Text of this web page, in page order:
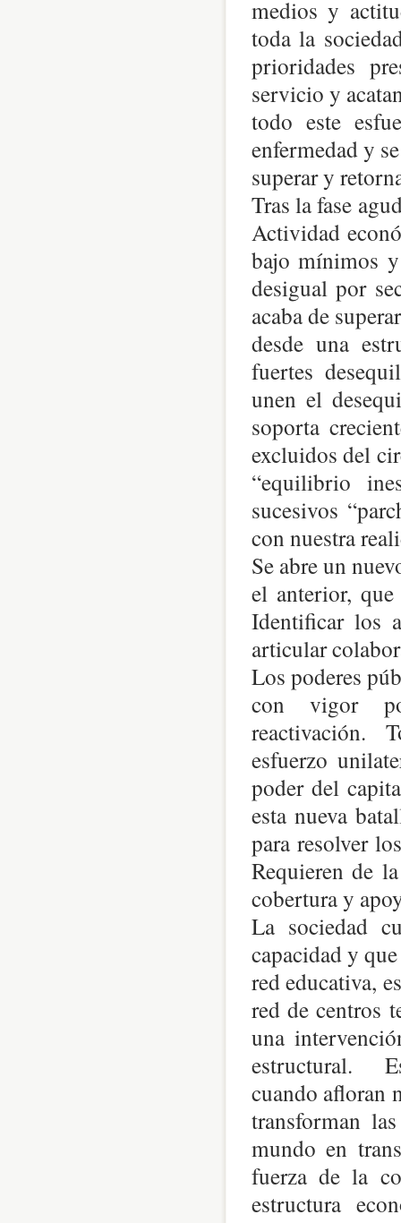
medios y
toda la
prioridades
servicio y
todo este
enfermedad y
superar y
Tras la fase
Actividad
bajo mínimos
desigual por
acaba de
desde una
fuertes
unen el
soporta
excluidos del
“equilibrio
sucesivos
con nuestra
Se abre un
el anterior,
Identificar los
articular
Los poderes
con vigor
reactivación.
esfuerzo
poder del
esta nueva
para resolver
Requieren de
cobertura y
La sociedad
capacidad y
red educativa,
red de centros
una
estructural.
cuando afloran
transforman
mundo en
fuerza de la
estructura